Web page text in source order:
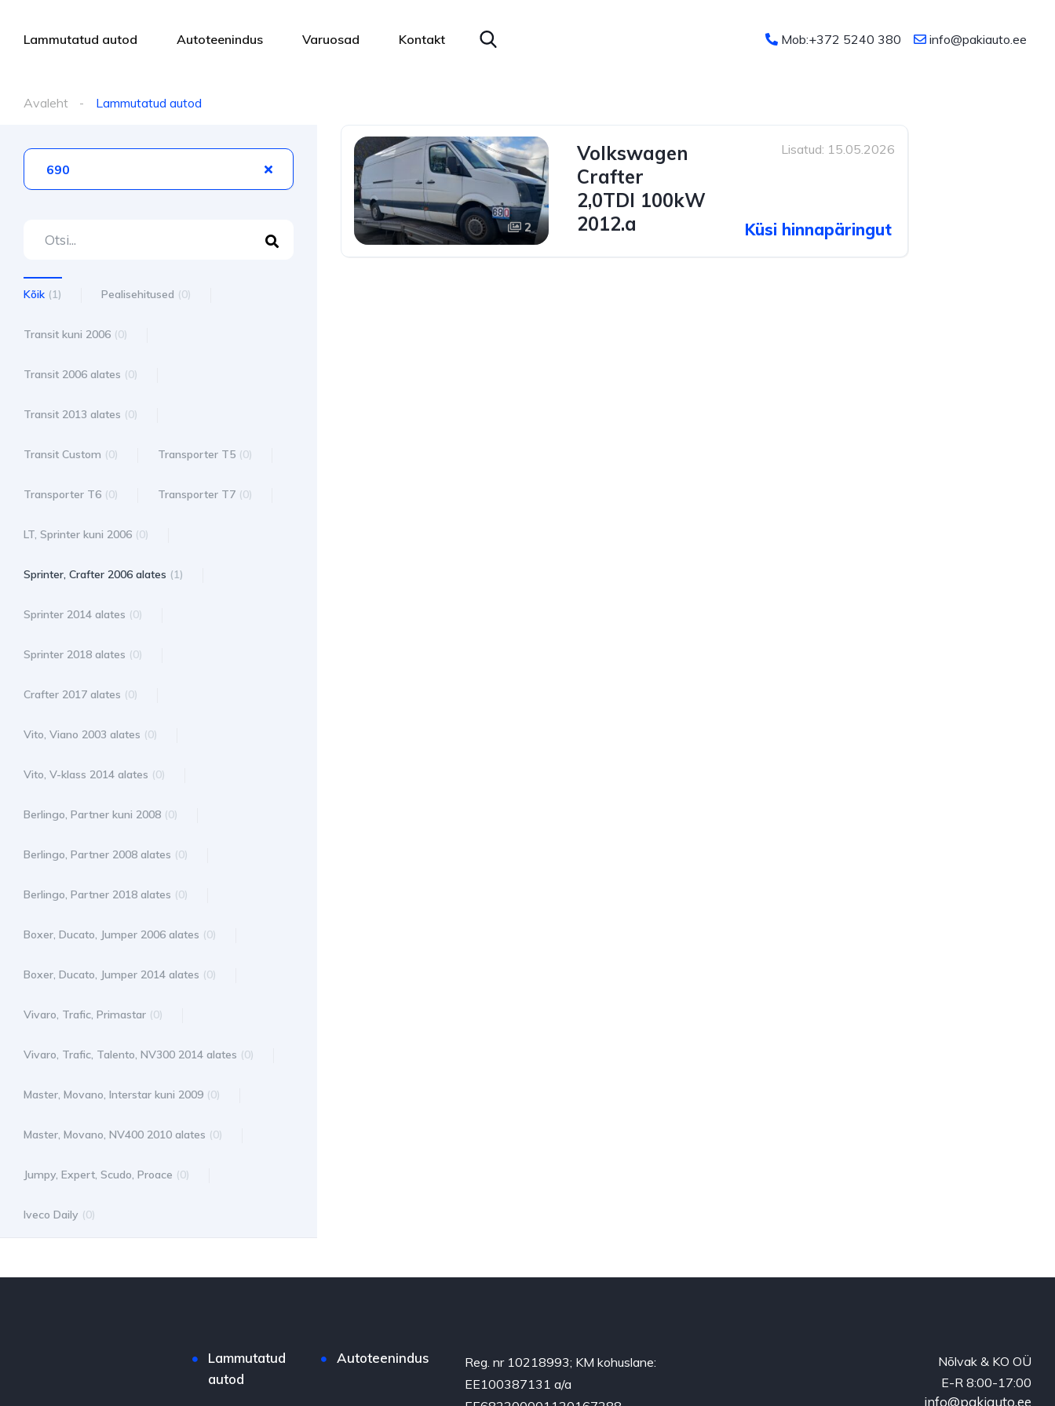
Lammutatud autod Autoteenindus Varuosad Kontakt Mob:+372 5240 380 info@pakiauto.ee
Avaleht Lammutatud autod
690
Kõik (1) Pealisehitused (0)
Transit kuni 2006 (0)
Transit 2006 alates (0)
Transit 2013 alates (0)
Transit Custom (0) Transporter T5 (0)
Transporter T6 (0) Transporter T7 (0)
LT, Sprinter kuni 2006 (0)
Sprinter, Crafter 2006 alates (1)
Sprinter 2014 alates (0)
Sprinter 2018 alates (0)
Crafter 2017 alates (0)
Vito, Viano 2003 alates (0)
Vito, V-klass 2014 alates (0)
Berlingo, Partner kuni 2008 (0)
Berlingo, Partner 2008 alates (0)
Berlingo, Partner 2018 alates (0)
Boxer, Ducato, Jumper 2006 alates (0)
Boxer, Ducato, Jumper 2014 alates (0)
Vivaro, Trafic, Primastar (0)
Vivaro, Trafic, Talento, NV300 2014 alates (0)
Master, Movano, Interstar kuni 2009 (0)
Master, Movano, NV400 2010 alates (0)
Jumpy, Expert, Scudo, Proace (0)
Iveco Daily (0)
Lisatud: 15.05.2026
2
Volkswagen
Crafter
2,0TDI 100kW
2012.a
Küsi hinnapäringut
Lammutatud
autod
Autoteenindus
Reg. nr 10218993; KM kohuslane:
EE100387131 a/a
Nõlvak & KO OÜ
E-R 8:00-17:00
info@pakiauto.ee